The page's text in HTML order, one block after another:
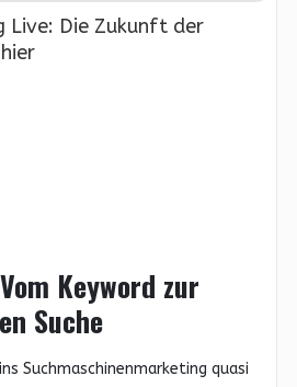
Live: Die Zukunft der
Keyword zur
Suche
Suchmaschinenmarketing quasi